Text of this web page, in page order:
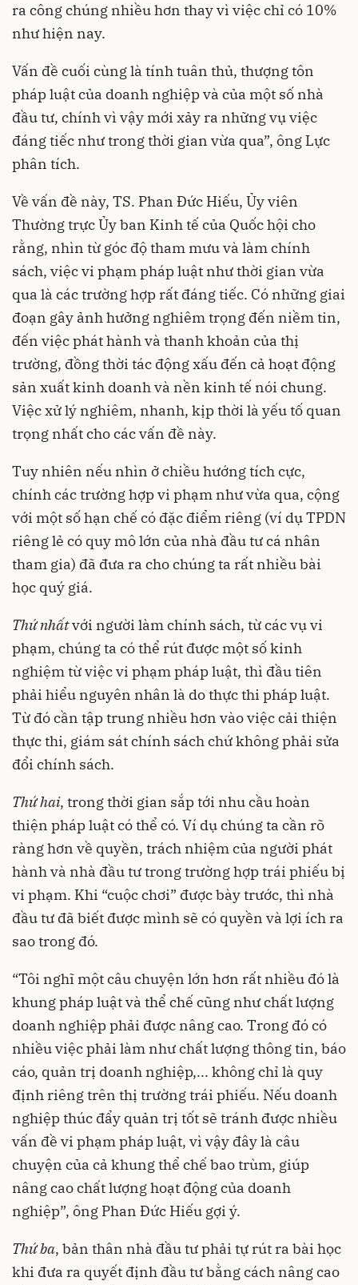
ra công chúng nhiều hơn thay vì việc chỉ có 10%
như hiện nay.
Vấn đề cuối cùng là tính tuân thủ, thượng tôn
pháp luật của doanh nghiệp và của một số nhà
đầu tư, chính vì vậy mới xảy ra những vụ việc
đáng tiếc như trong thời gian vừa qua”, ông Lực
phân tích.
Về vấn đề này, TS. Phan Đức Hiếu, Ủy viên
Thường trực Ủy ban Kinh tế của Quốc hội cho
rằng, nhìn từ góc độ tham mưu và làm chính
sách, việc vi phạm pháp luật như thời gian vừa
qua là các trường hợp rất đáng tiếc. Có những giai
đoạn gây ảnh hưởng nghiêm trọng đến niềm tin,
đến việc phát hành và thanh khoản của thị
trường, đồng thời tác động xấu đến cả hoạt động
sản xuất kinh doanh và nền kinh tế nói chung.
Việc xử lý nghiêm, nhanh, kịp thời là yếu tố quan
trọng nhất cho các vấn đề này.
Tuy nhiên nếu nhìn ở chiều hướng tích cực,
chính các trường hợp vi phạm như vừa qua, cộng
với một số hạn chế có đặc điểm riêng (ví dụ TPDN
riêng lẻ có quy mô lớn của nhà đầu tư cá nhân
tham gia) đã đưa ra cho chúng ta rất nhiều bài
học quý giá.
Thứ nhấtvới người làm chính sách, từ các vụ vi
phạm, chúng ta có thể rút được một số kinh
nghiệm từ việc vi phạm pháp luật, thì đầu tiên
phải hiểu nguyên nhân là do thực thi pháp luật.
Từ đó cần tập trung nhiều hơn vào việc cải thiện
thực thi, giám sát chính sách chứ không phải sửa
đổi chính sách.
Thứ hai, trong thời gian sắp tới nhu cầu hoàn
thiện pháp luật có thể có. Ví dụ chúng ta cần rõ
ràng hơn về quyền, trách nhiệm của người phát
hành và nhà đầu tư trong trường hợp trái phiếu bị
vi phạm. Khi “cuộc chơi” được bày trước, thì nhà
đầu tư đã biết được mình sẽ có quyền và lợi ích ra
sao trong đó.
“Tôi nghĩ một câu chuyện lớn hơn rất nhiều đó là
khung pháp luật và thể chế cũng như chất lượng
doanh nghiệp phải được nâng cao. Trong đó có
nhiều việc phải làm như chất lượng thông tin, báo
cáo, quản trị doanh nghiệp,... không chỉ là quy
định riêng trên thị trường trái phiếu. Nếu doanh
nghiệp thúc đẩy quản trị tốt sẽ tránh được nhiều
vấn đề vi phạm pháp luật, vì vậy đây là câu
chuyện của cả khung thể chế bao trùm, giúp
nâng cao chất lượng hoạt động của doanh
nghiệp”, ông Phan Đức Hiếu gợi ý.
Thứ ba, bản thân nhà đầu tư phải tự rút ra bài học
khi đưa ra quyết định đầu tư bằng cách nâng cao